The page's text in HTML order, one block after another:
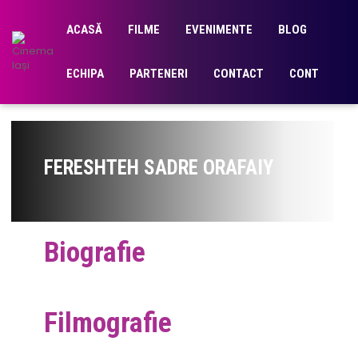
ACASĂ FILME EVENIMENTE BLOG
ECHIPA PARTENERI CONTACT CONT
FERESHTEH SADRE ORAFAIY
Biografie
Filmografie